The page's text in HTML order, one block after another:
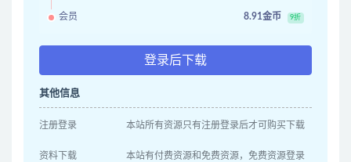
会员 8.91金币 9折
登录后下载
其他信息
注册登录 本站所有资源只有注册登录后才可购买下载
资料下载
本站有付费资源和免费资源，免费资源登录